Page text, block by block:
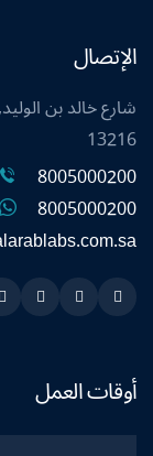
الإتصال
شارع خالد بن
13216
8005000200
8005000200
Snapchat
Twitter
Linkedin
أوقات العمل